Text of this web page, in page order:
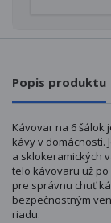
Popis produktu
Kávovar na 6 šálok
kávy v domácnosti.
a sklokeramických
telo kávovaru už
pre správnu chuť
bezpečnostným
riadu.